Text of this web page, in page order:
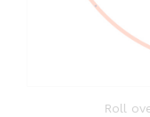
Roll